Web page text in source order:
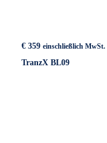
€ 359 einschließlich MwSt.
TranzX BL09